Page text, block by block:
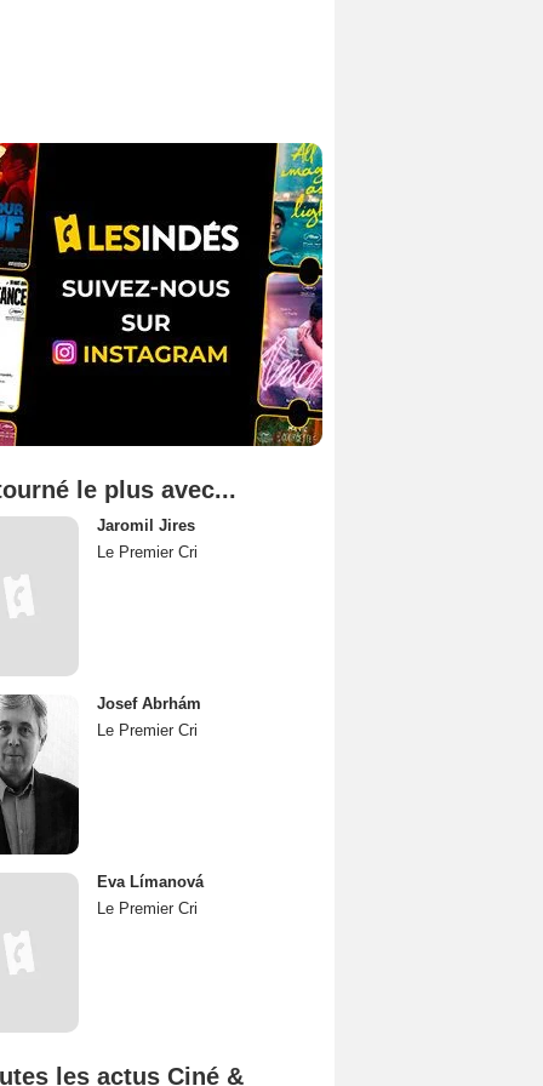
le plus avec...
Jaromil Jires
Le Premier Cri
Josef Abrhám
Le Premier Cri
Eva Límanová
Le Premier Cri
les actus Ciné &